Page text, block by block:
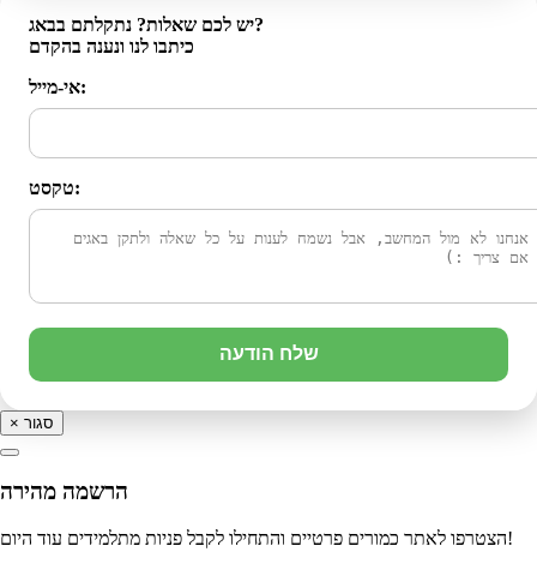
יש לכם שאלות? נתקלתם בבאג?
כיתבו לנו ונענה בהקדם
אי-מייל:
טקסט:
שלח הודעה
× סגור
הרשמה מהירה
הצטרפו לאתר כמורים פרטיים והתחילו לקבל פניות מתלמידים עוד היום!